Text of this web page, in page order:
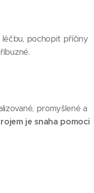
léčbu, pochopit příčiny
promyšlené a
je snaha pomoci